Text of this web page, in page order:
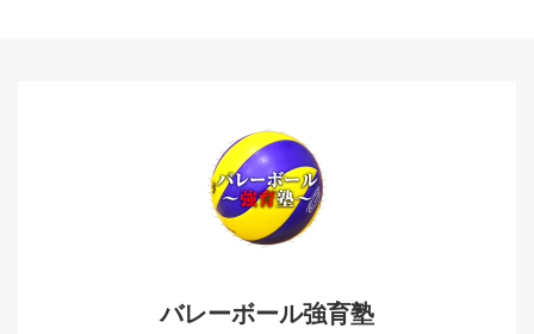
バレーボール強育塾